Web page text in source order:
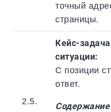
точный
страницы.
2.5.
Кейс-
ситуации:
С позиции
ответ.